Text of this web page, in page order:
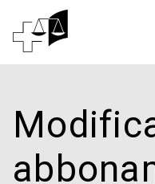
Tribunale